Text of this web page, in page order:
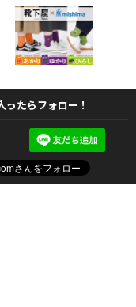
ったらフォロー！